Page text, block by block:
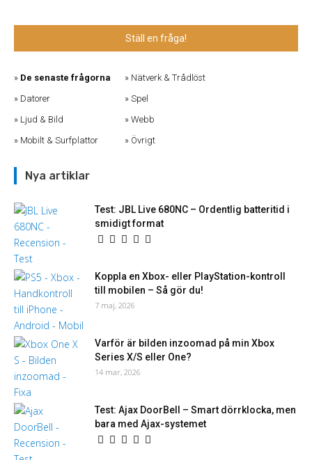
Ställ en fråga!
De senaste frågorna
Datorer
Ljud & Bild
Mobilt & Surfplattor
Nätverk & Trådlöst
Spel
Webb
Övrigt
Nya artiklar
Test: JBL Live 680NC – Ordentlig batteritid i
smidigt format
Koppla en Xbox- eller PlayStation-kontroll
till mobilen – Så gör du!
7 maj, 2026
Varför är bilden inzoomad på min Xbox
Series X/S eller One?
14 mar, 2026
Test: Ajax DoorBell – Smart dörrklocka, men
bara med Ajax-systemet